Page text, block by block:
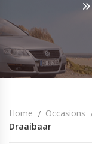
Home Occasions
Draaibaar